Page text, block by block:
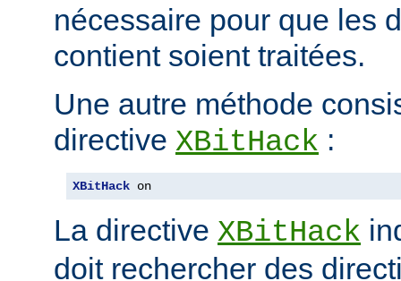
nécessaire pour que les
contient soient traitées.
Une autre méthode
directive XBitHack :
XBitHack on
La directive XBitHack
doit rechercher des